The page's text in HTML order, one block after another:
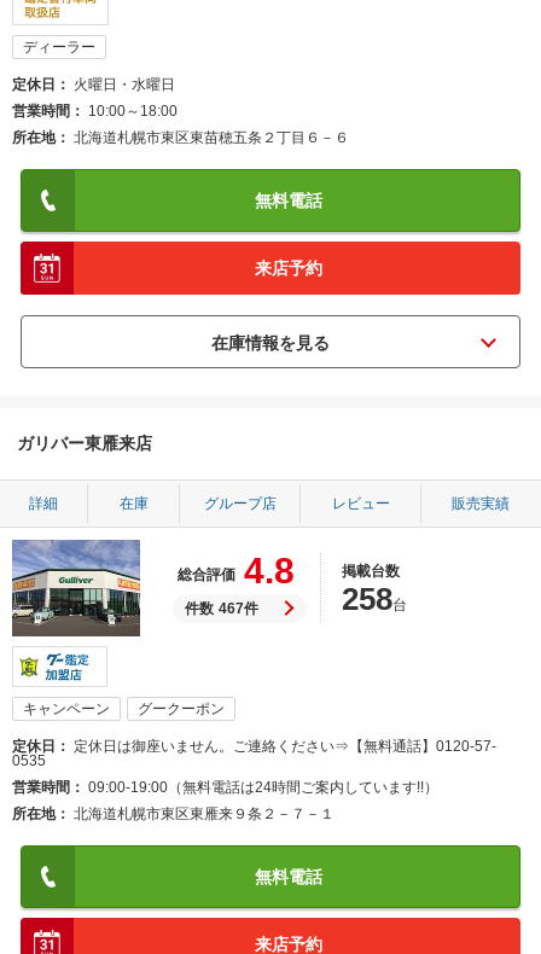
ディーラー
定休日
火曜日・水曜日
営業時間
10:00～18:00
所在地
北海道札幌市東区東苗穂五条２丁目６－６
無料電話
来店予約
ガリバー東雁来店
詳細 在庫 グループ店 レビュー 販売実績
総合評価 4.8
件数 467件
掲載台数
258台
キャンペーン グークーポン
定休日
定休日は御座いません。ご連絡ください⇒【無料通話】0120-57-
0535
営業時間
09:00-19:00（無料電話は24時間ご案内しています!!）
所在地
北海道札幌市東区東雁来９条２－７－１
無料電話
来店予約